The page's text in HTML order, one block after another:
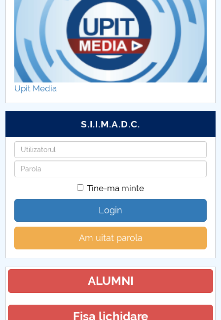
Upit Media
S.I.I.M.A.D.C.
Utilizatorul
Parola
Tine-ma minte
Login
Am uitat parola
ALUMNI
Fisa lichidare